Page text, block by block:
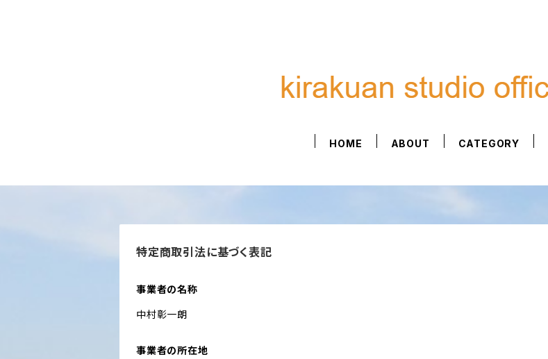
HOME ABOUT CATEGORY
特定商取引法に基づく表記
事業者の名称
中村彰一朗
事業者の所在地